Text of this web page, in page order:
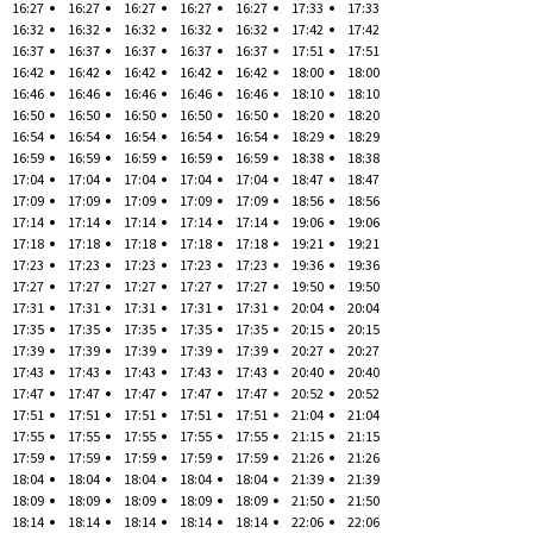
16:27
16:32
16:37
16:42
16:46
16:50
16:54
16:59
17:04
17:09
17:14
17:18
17:23
17:27
17:31
17:35
17:39
17:43
17:47
17:51
17:55
17:59
18:04
18:09
18:14
16:27
16:32
16:37
16:42
16:46
16:50
16:54
16:59
17:04
17:09
17:14
17:18
17:23
17:27
17:31
17:35
17:39
17:43
17:47
17:51
17:55
17:59
18:04
18:09
18:14
16:27
16:32
16:37
16:42
16:46
16:50
16:54
16:59
17:04
17:09
17:14
17:18
17:23
17:27
17:31
17:35
17:39
17:43
17:47
17:51
17:55
17:59
18:04
18:09
18:14
16:27
16:32
16:37
16:42
16:46
16:50
16:54
16:59
17:04
17:09
17:14
17:18
17:23
17:27
17:31
17:35
17:39
17:43
17:47
17:51
17:55
17:59
18:04
18:09
18:14
16:27
16:32
16:37
16:42
16:46
16:50
16:54
16:59
17:04
17:09
17:14
17:18
17:23
17:27
17:31
17:35
17:39
17:43
17:47
17:51
17:55
17:59
18:04
18:09
18:14
17:33
17:42
17:51
18:00
18:10
18:20
18:29
18:38
18:47
18:56
19:06
19:21
19:36
19:50
20:04
20:15
20:27
20:40
20:52
21:04
21:15
21:26
21:39
21:50
22:06
17:33
17:42
17:51
18:00
18:10
18:20
18:29
18:38
18:47
18:56
19:06
19:21
19:36
19:50
20:04
20:15
20:27
20:40
20:52
21:04
21:15
21:26
21:39
21:50
22:06